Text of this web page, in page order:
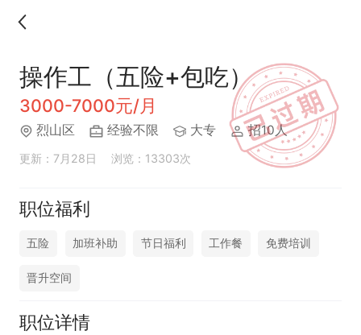
操作工（五险+包吃）
3000-7000元/月
烈山区 经验不限 大专 招10人
更新：7月28日 浏览：13303次
职位福利
五险 加班补助 节日福利 工作餐 免费培训
晋升空间
职位详情